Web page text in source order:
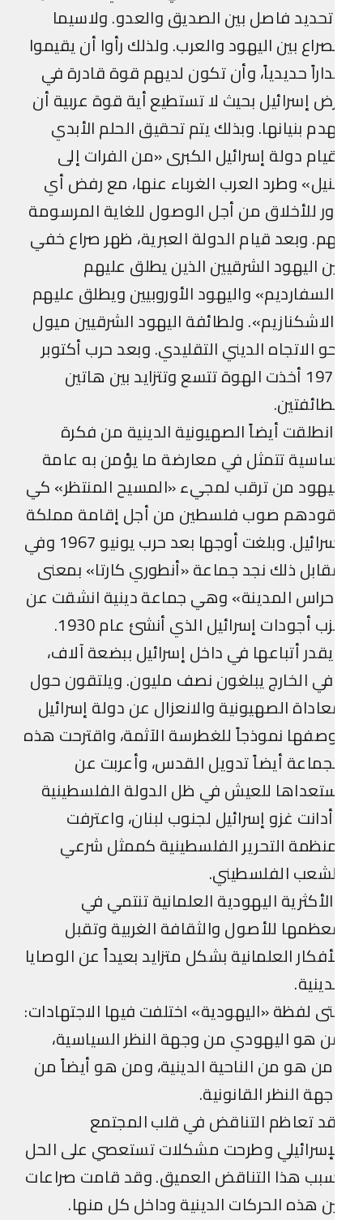
فاصل بين الصديق والعدو. ولاسيما
بين اليهود والعرب. ولذلك رأوا أن يقيموا
حديدياً، وأن تكون لديهم قوة قادرة في
إسرائيل بحيث لا تستطيع أية قوة عربية أن
بنيانها. وبذلك يتم تحقيق الحلم الأبدي
دولة إسرائيل الكبرى «من الفرات إلى
وطرد العرب الغرباء عنها، مع رفض أي
للأخلاق من أجل الوصول للغاية المرسومة
وبعد قيام الدولة العبرية، ظهر صراع خفي
اليهود الشرقيين الذين يطلق عليهم
واليهود الأوروبيين ويطلق عليهم
ولطائفة اليهود الشرقيين ميول
الاتجاه الديني التقليدي. وبعد حرب أكتوبر
1973 أخذت الهوة تتسع وتتزايد بين هاتين
أيضاً الصهيونية الدينية من فكرة
تتمثل في معارضة ما يؤمن به عامة
من ترقب لمجيء «المسيح المنتظر» كي
صوب فلسطين من أجل إقامة مملكة
إسرائيل. وبلغت أوجها بعد حرب يونيو 1967 وفي
ذلك نجد جماعة «أنطوري كارتا» بمعنى
المدينة» وهي جماعة دينية انشقت عن
حزب أجودات إسرائيل الذي أنشئ عام 1930.
أتباعها في داخل إسرائيل ببضعة آلاف،
الخارج يبلغون نصف مليون. ويلتقون حول
الصهيونية والانعزال عن دولة إسرائيل
نموذجاً للغطرسة الآثمة، واقترحت هذه
أيضاً تدويل القدس، وأعربت عن
للعيش في ظل الدولة الفلسطينية
غزو إسرائيل لجنوب لبنان، واعترفت
التحرير الفلسطينية كممثل شرعي
الفلسطيني.
اليهودية العلمانية تنتمي في
للأصول والثقافة الغربية وتقبل
العلمانية بشكل متزايد بعيداً عن الوصايا
لفظة «اليهودية» اختلفت فيها الاجتهادات:
هو اليهودي من وجهة النظر السياسية،
هو من الناحية الدينية، ومن هو أيضاً من
النظر القانونية.
تعاظم التناقض في قلب المجتمع
وطرحت مشكلات تستعصي على الحل
هذا التناقض العميق. وقد قامت صراعات
هذه الحركات الدينية وداخل كل منها.